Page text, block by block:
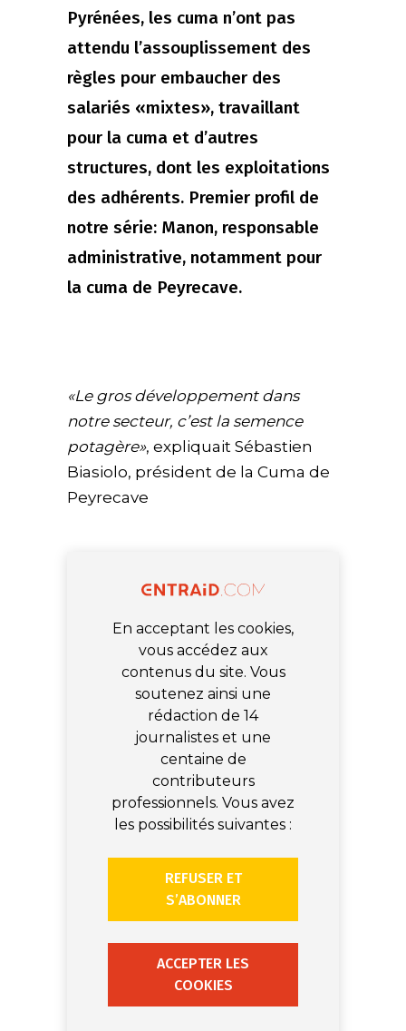
Pyrénées, les cuma n’ont pas
attendu l’assouplissement des
règles pour embaucher des
salariés «mixtes», travaillant
pour la cuma et d’autres
structures, dont les exploitations
des adhérents. Premier profil de
notre série: Manon, responsable
administrative, notamment pour
la cuma de Peyrecave.
«Le gros développement dans
notre secteur, c’est la semence
potagère», expliquait Sébastien
Biasiolo, président de la Cuma de
Peyrecave
En acceptant les cookies,
vous accédez aux
contenus du site. Vous
soutenez ainsi une
rédaction de 14
journalistes et une
centaine de
contributeurs
professionnels. Vous avez
les possibilités suivantes :
REFUSER ET
S’ABONNER
ACCEPTER LES
COOKIES